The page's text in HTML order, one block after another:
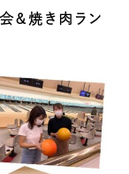
＆焼き肉ラン